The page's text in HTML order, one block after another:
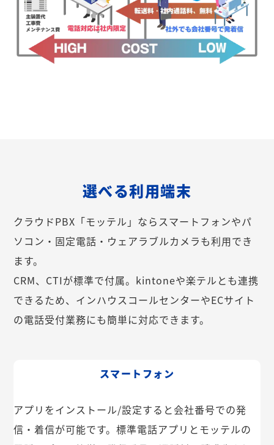
選べる利用端末
クラウドPBX「モッテル」ならスマートフォンやパ
ソコン・固定電話・ウェアラブルカメラも利用でき
ます。
CRM、CTIが標準で付属。kintoneや楽テルとも連携
できるため、インハウスコールセンターやECサイト
の電話受付業務にも簡単に対応できます。
スマートフォン
アプリをインストール/設定すると会社番号での発
信・着信が可能です。標準電話アプリとモッテルの